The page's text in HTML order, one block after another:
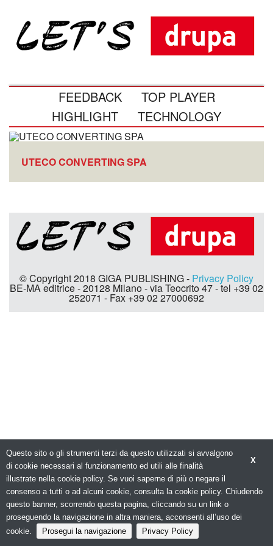
FEEDBACK
TOP PLAYER
HIGHLIGHT
TECHNOLOGY
UTECO CONVERTING SPA
© Copyright 2018 GIGA PUBLISHING - Privacy Policy
BE-MA editrice - 20128 Milano - via Teocrito 47 - tel +39 02
252071 - Fax +39 02 27000692
X
Questo sito o gli strumenti terzi da questo utilizzati si avvalgono
di cookie necessari al funzionamento ed utili alle finalità
illustrate nella cookie policy. Se vuoi saperne di più o negare il
consenso a tutti o ad alcuni cookie, consulta la cookie policy. Chiudendo
questo banner, scorrendo questa pagina, cliccando su un link o
proseguendo la navigazione in altra maniera, acconsenti all’uso dei
cookie.
Prosegui la navigazione Privacy Policy